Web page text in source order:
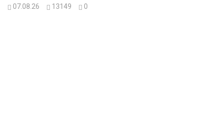
07.08.26 13149 0